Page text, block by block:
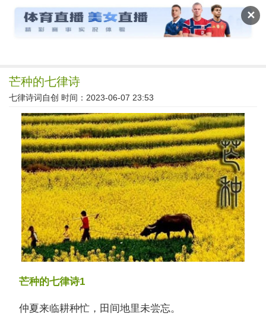
✕
读文斋
芒种的七律诗
七律诗词自创 时间：2023-06-07 23:53
芒种的七律诗1
仲夏来临耕种忙，田间地里未尝忘。